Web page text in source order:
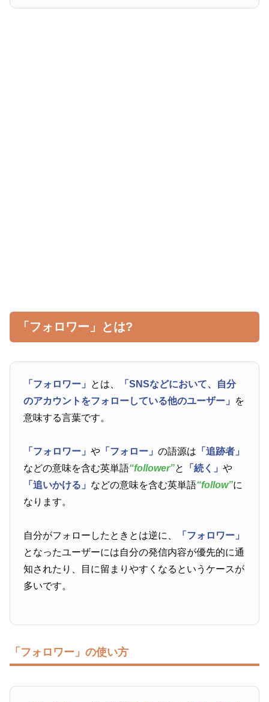
「フォロワー」とは?
「フォロワー」 とは、
「SNSなどにおいて、自分
のアカウントをフォローしている他のユーザー」 を
意味する言葉です。
「フォロワー」や 「フォロー」の語源は 「追跡者」
などの意味を含む英単語“follower”と 「続く」や
「追いかける」 などの意味を含む英単語“follow”に
なります。
自分がフォローしたときとは逆に、
「フォロワー」
となったユーザーには自分の発信内容が優先的に通
知されたり、目に留まりやすくなるというケースが
多いです。
「フォロワー」の使い方